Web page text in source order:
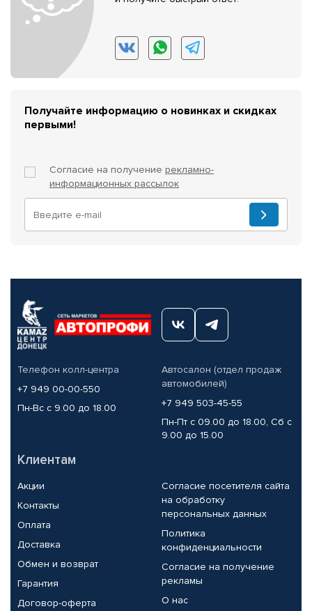
Получайте информацию о новинках и скидках
первыми!
Согласие на получение рекламно-
информационных рассылок
Телефон колл-центра
+7 949 00-00-550
Пн-Вс с 9.00 до 18.00
Автосалон (отдел продаж
автомобилей)
+7 949 503-45-55
Пн-Пт с 09.00 до 18.00, Сб с
9.00 до 15.00
Клиентам
Акции
Контакты
Оплата
Доставка
Обмен и возврат
Гарантия
Договор-оферта
Согласие посетителя сайта
на обработку
персональных данных
Политика
конфиденциальности
Согласие на получение
рекламы
О нас